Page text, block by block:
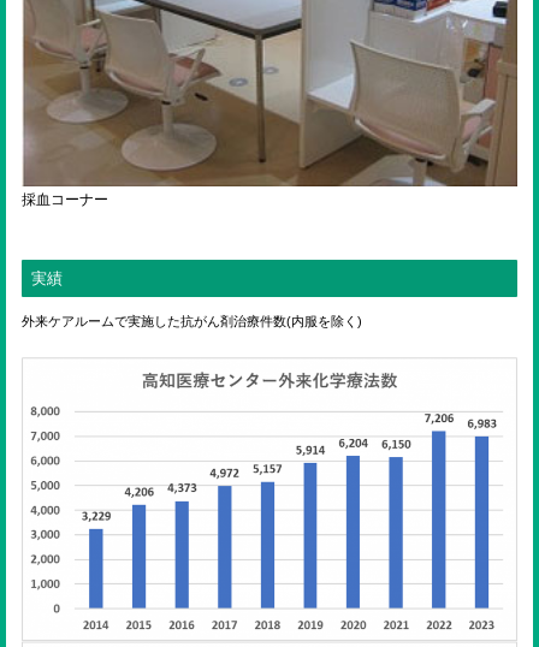
採血コーナー
実績
外来ケアルームで実施した抗がん剤治療件数(内服を除く)